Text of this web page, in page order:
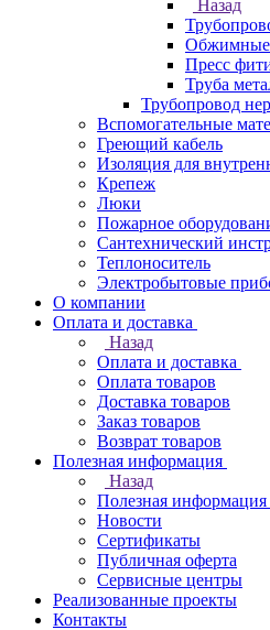
Назад
Обжимные
Пресс
Труба
Трубопровод
Вспомогательные
Греющий кабель
Изоляция для
Крепеж
Люки
Пожарное
Сантехнический
Теплоноситель
Электробытовые
О компании
Оплата и доставка
Назад
Оплата и доставка
Оплата товаров
Доставка товаров
Заказ товаров
Возврат товаров
Полезная информация
Назад
Полезная информация
Новости
Сертификаты
Публичная оферта
Сервисные центры
Реализованные проекты
Контакты